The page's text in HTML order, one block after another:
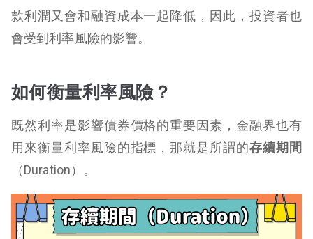
款利潤又會和融資成本一起降低，因此，投資者也
會受到利率風險的影響。
如何衡量利率風險？
既然利率是影響債券價格的重要因素，金融界也有
用來衡量利率風險的指標，那就是所謂的存續期間
（Duration）。